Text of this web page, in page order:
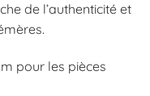
de l’authenticité et
pour les pièces